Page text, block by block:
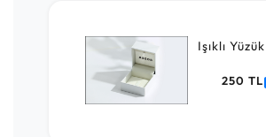
Işıklı
250 TL